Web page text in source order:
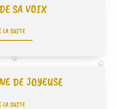
SA VOIX
LA SUITE
DE JOYEUSE
LA SUITE